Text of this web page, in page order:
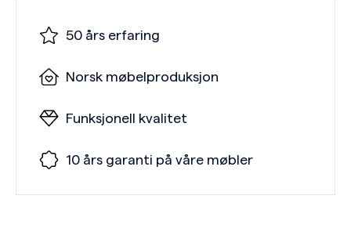
50 års erfaring
Norsk møbelproduksjon
Funksjonell kvalitet
10 års garanti på våre møbler